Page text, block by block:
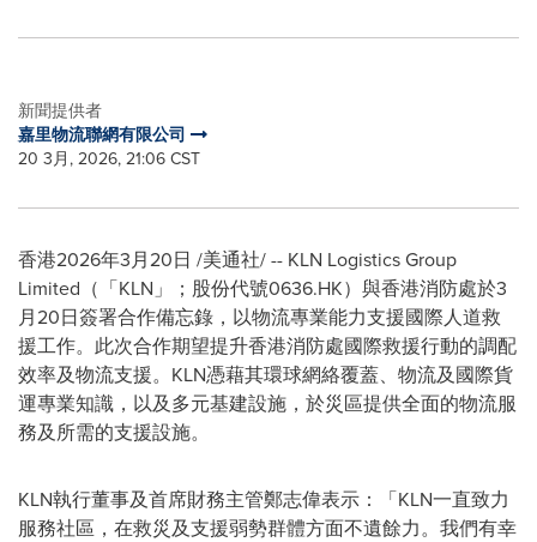
新聞提供者
嘉里物流聯網有限公司
20 3月, 2026, 21:06 CST
香港2026年3月20日 /美通社/ -- KLN Logistics Group
Limited（「KLN」；股份代號0636.HK）與香港消防處於3
月20日簽署合作備忘錄，以物流專業能力支援國際人道救
援工作。此次合作期望提升香港消防處國際救援行動的調配
效率及物流支援。KLN憑藉其環球網絡覆蓋、物流及國際貨
運專業知識，以及多元基建設施，於災區提供全面的物流服
務及所需的支援設施。
KLN執行董事及首席財務主管鄭志偉表示：「KLN一直致力
服務社區，在救災及支援弱勢群體方面不遺餘力。我們有幸